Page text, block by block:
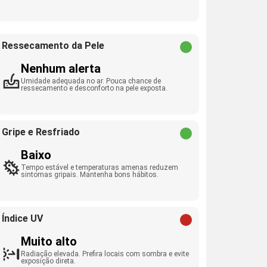
Ressecamento da Pele
Nenhum alerta
Umidade adequada no ar. Pouca chance de
ressecamento e desconforto na pele exposta.
Gripe e Resfriado
Baixo
Tempo estável e temperaturas amenas reduzem
sintomas gripais. Mantenha bons hábitos.
Índice UV
Muito alto
Radiação elevada. Prefira locais com sombra e evite
exposição direta.